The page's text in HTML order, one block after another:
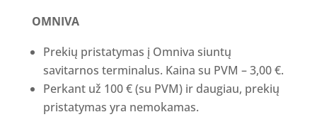
OMNIVA
Prekių pristatymas į Omniva siuntų
savitarnos terminalus. Kaina su PVM – 3,00 €.
Perkant už 100 € (su PVM) ir daugiau, prekių
pristatymas yra nemokamas.